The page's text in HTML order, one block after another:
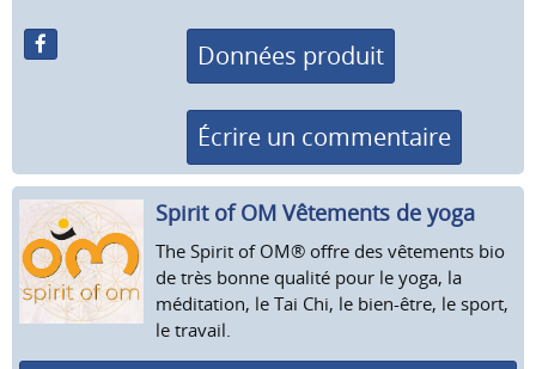
Données produit
Écrire un commentaire
Spirit of OM Vêtements de yoga
The Spirit of OM® offre des vêtements bio
de très bonne qualité pour le yoga, la
méditation, le Tai Chi, le bien-être, le sport,
le travail.